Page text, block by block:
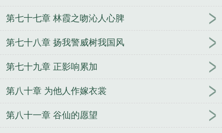
第七十七章 林霞之吻沁人心脾
第七十八章 扬我警威树我国风
第七十九章 正影响累加
第八十章 为他人作嫁衣裳
第八十一章 谷仙的愿望